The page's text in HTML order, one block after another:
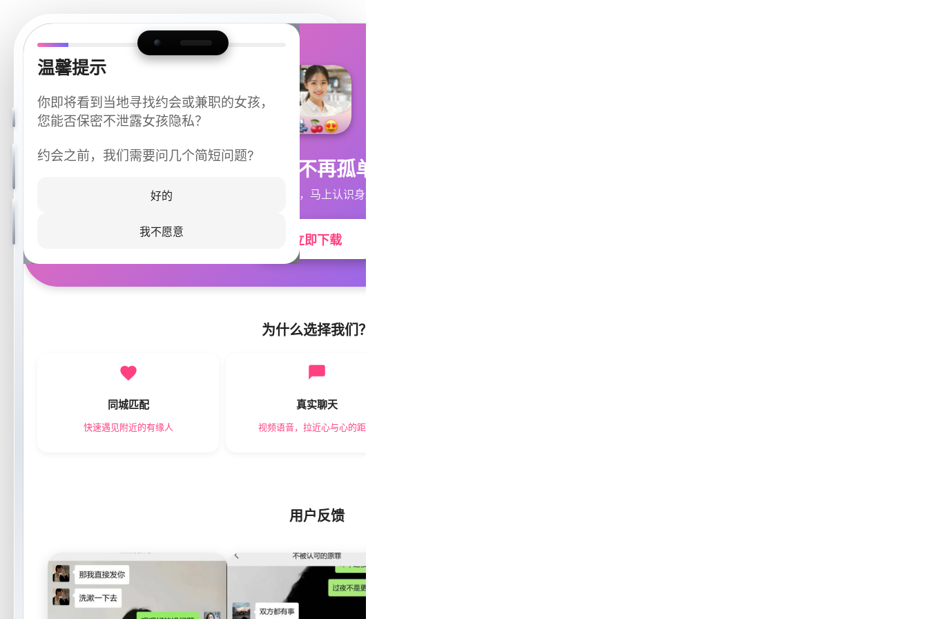
温馨提示
你即将看到当地寻找约会或兼职的女孩，
您能否保密不泄露女孩隐私？
约会之前，我们需要问几个简短问题?
好的
我不愿意
今晚不再孤单
同城快速匹配，马上认识身边的TA
立即下载
为什么选择我们？
同城匹配
快速遇见附近的有缘人
真实聊天
视频语音，拉近心与心的距离
用户反馈